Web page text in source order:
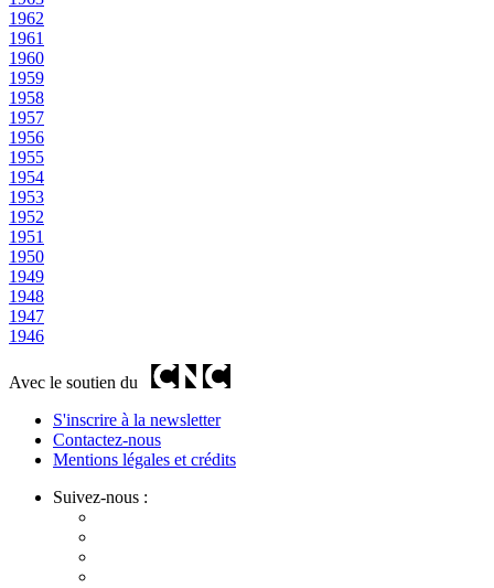
1962
1961
1960
1959
1958
1957
1956
1955
1954
1953
1952
1951
1950
1949
1948
1947
1946
Avec le soutien du
S'inscrire à la newsletter
Contactez-nous
Mentions légales et crédits
Suivez-nous :